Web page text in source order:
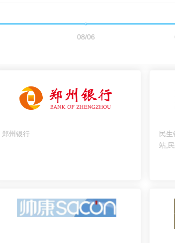
郑州银行
民
站,
机
信
贷